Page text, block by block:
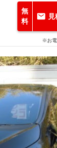
無
料
※お電